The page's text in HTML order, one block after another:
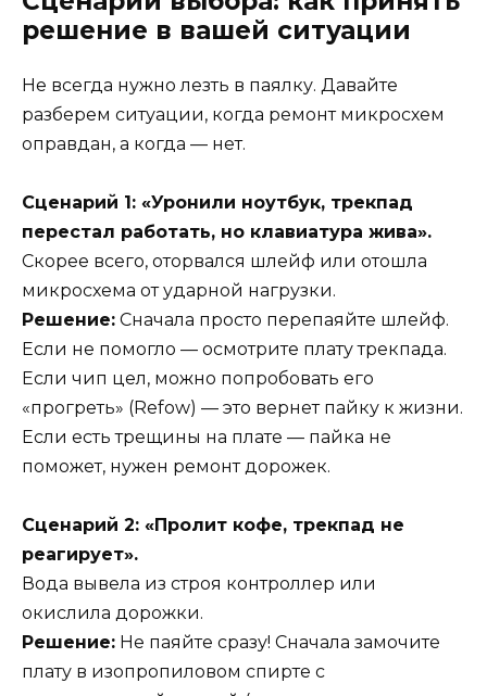
решение в вашей ситуации
Не всегда нужно лезть в паялку. Давайте
разберем ситуации, когда ремонт микросхем
оправдан, а когда — нет.
Сценарий 1: «Уронили ноутбук, трекпад
перестал работать, но клавиатура жива».
Скорее всего, оторвался шлейф или отошла
микросхема от ударной нагрузки.
Решение: Сначала просто перепаяйте шлейф.
Если не помогло — осмотрите плату трекпада.
Если чип цел, можно попробовать его
«прогреть» (Refow) — это вернет пайку к жизни.
Если есть трещины на плате — пайка не
поможет, нужен ремонт дорожек.
Сценарий 2: «Пролит кофе, трекпад не
реагирует».
Вода вывела из строя контроллер или
окислила дорожки.
Решение: Не паяйте сразу! Сначала замочите
плату в изопропиловом спирте с